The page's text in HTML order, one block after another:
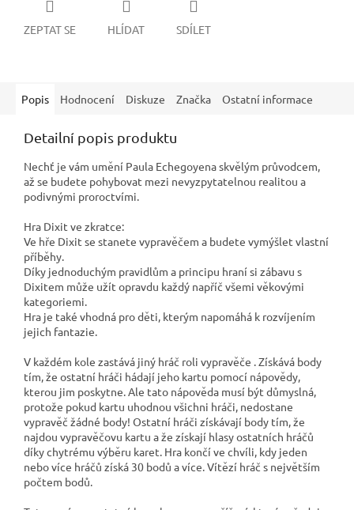
ZEPTAT SE HLÍDAT SDÍLET
Popis Hodnocení Diskuze Značka Ostatní informace
Detailní popis produktu
Nechť je vám umění Paula Echegoyena skvělým průvodcem,
až se budete pohybovat mezi nevyzpytatelnou realitou a
podivnými proroctvími.
Hra Dixit ve zkratce:
Ve hře Dixit se stanete vypravěčem a budete vymýšlet vlastní
příběhy.
Díky jednoduchým pravidlům a principu hraní si zábavu s
Dixitem může užít opravdu každý napříč všemi věkovými
kategoriemi.
Hra je také vhodná pro děti, kterým napomáhá k rozvíjením
jejich fantazie.
V každém kole zastává jiný hráč roli vypravěče . Získává body
tím, že ostatní hráči hádají jeho kartu pomocí nápovědy,
kterou jim poskytne. Ale tato nápověda musí být důmyslná,
protože pokud kartu uhodnou všichni hráči, nedostane
vypravěč žádné body! Ostatní hráči získávají body tím, že
najdou vypravěčovu kartu a že získají hlasy ostatních hráčů
díky chytrému výběru karet. Hra končí ve chvíli, kdy jeden
nebo více hráčů získá 30 bodů a více. Vítězí hráč s největším
počtem bodů.